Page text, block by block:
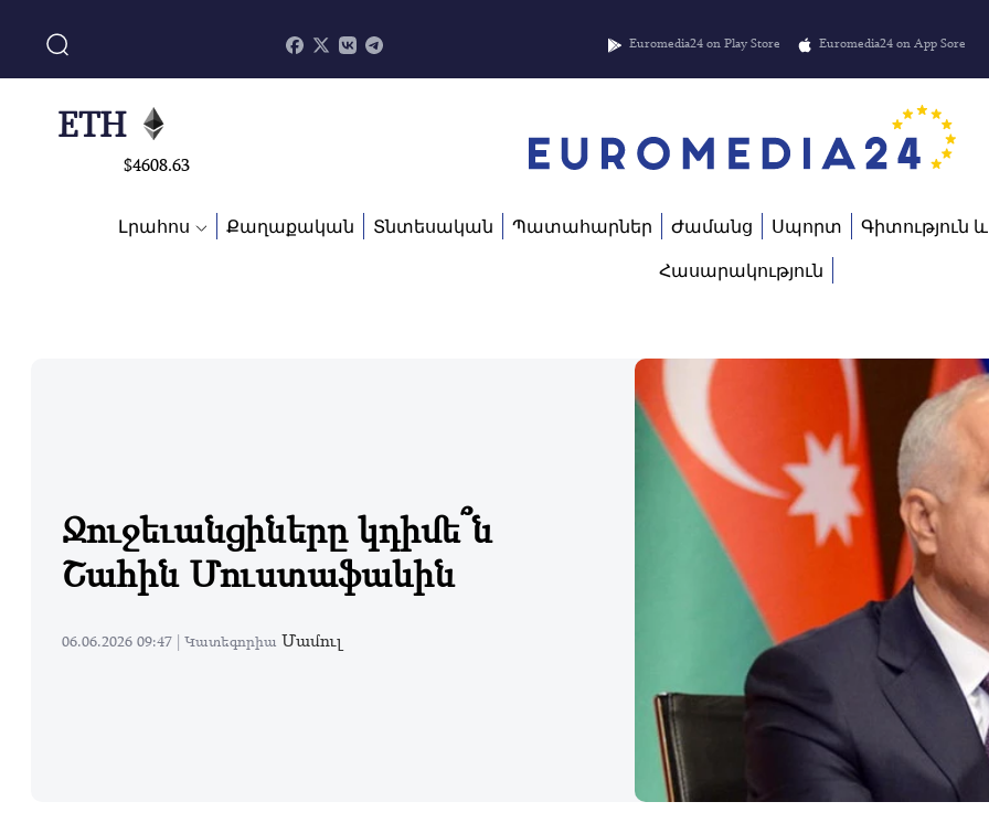
Euromedia24 on Play Store Euromedia24 on App Sore
ADA
$0.868816
ETH
$4608.63
Լրահոս Քաղաքական Տնտեսական Պատահարներ Ժամանց Սպորտ Գիտություն
Հասարակություն
Ջուջեւանցիները կդիմե՞ն
Շահին Մուստաֆաևին
06.06.2026 09:47 | Կատեգորիա Մամուլ